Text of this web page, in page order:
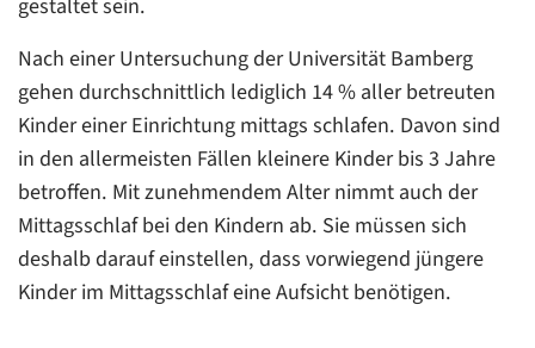
gestaltet sein.
Nach einer Untersuchung der Universität Bamberg
gehen durchschnittlich lediglich 14 % aller betreuten
Kinder einer Einrichtung mittags schlafen. Davon sind
in den allermeisten Fällen kleinere Kinder bis 3 Jahre
betroffen. Mit zunehmendem Alter nimmt auch der
Mittagsschlaf bei den Kindern ab. Sie müssen sich
deshalb darauf einstellen, dass vorwiegend jüngere
Kinder im Mittagsschlaf eine Aufsicht benötigen.